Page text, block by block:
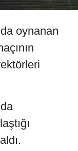
oynanan